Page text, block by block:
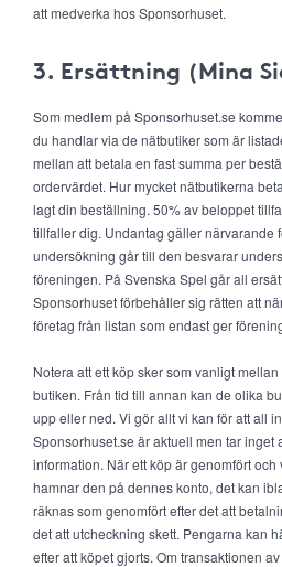
att medverka hos Sponsorhuset.
3. Ersättning (Mina
Som medlem på Sponsorhuset.se
du handlar via de nätbutiker som är
mellan att betala en fast summa per
ordervärdet. Hur mycket nätbutikerna
lagt din beställning. 50% av beloppet
tillfaller dig. Undantag gäller närvarande
undersökning går till den besvarar
föreningen. På Svenska Spel går all
Sponsorhuset förbehåller sig rätten att
företag från listan som endast ger
Notera att ett köp sker som vanligt
butiken. Från tid till annan kan de olika
upp eller ned. Vi gör allt vi kan för att all
Sponsorhuset.se är aktuell men tar inget
information. När ett köp är genomfört
hamnar den på dennes konto, det kan
räknas som genomfört efter det att
det att utcheckning skett. Pengarna kan
efter att köpet gjorts. Om transaktionen